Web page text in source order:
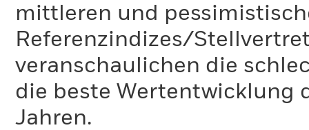
mittleren und
Referenzindizes/
veranschaulichen die
die beste Wertentwicklung
Jahren.